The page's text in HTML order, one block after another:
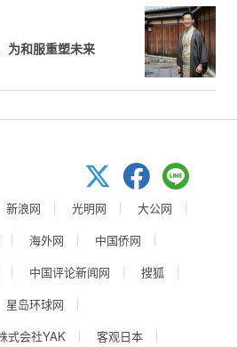
为和服重塑未来
新浪网 光明网
大公网
海外网
中国侨网
中国评论新闻网
搜狐
星岛环球网
式会社YAK
客观日本